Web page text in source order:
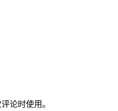
论时使用。